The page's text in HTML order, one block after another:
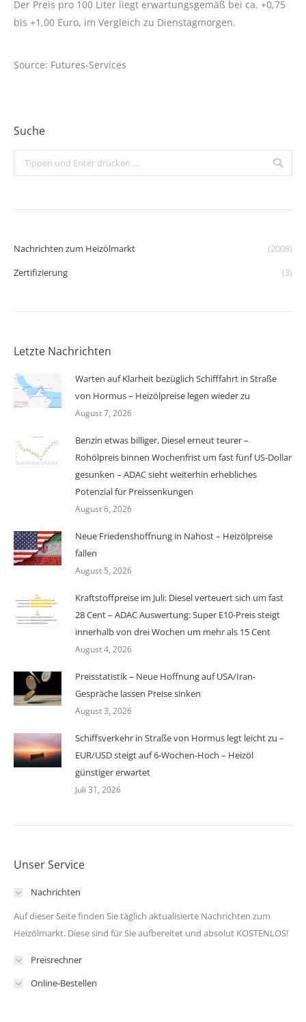
Der Preis pro 100 Liter liegt erwartungsgemäß bei ca. +0,75
bis +1,00 Euro, im Vergleich zu Dienstagmorgen.
Source: Futures-Services
Suche
Search:
Nachrichten zum Heizölmarkt
(2008)
Zertifizierung
(3)
Letzte Nachrichten
Warten auf Klarheit bezüglich Schifffahrt in Straße
von Hormus – Heizölpreise legen wieder zu
August 7, 2026
Benzin etwas billiger, Diesel erneut teurer –
Rohölpreis binnen Wochenfrist um fast fünf US-Dollar
gesunken – ADAC sieht weiterhin erhebliches
Potenzial für Preissenkungen
August 6, 2026
Neue Friedenshoffnung in Nahost – Heizölpreise
fallen
August 5, 2026
Kraftstoffpreise im Juli: Diesel verteuert sich um fast
28 Cent – ADAC Auswertung: Super E10-Preis steigt
innerhalb von drei Wochen um mehr als 15 Cent
August 4, 2026
Preisstatistik – Neue Hoffnung auf USA/Iran-
Gespräche lassen Preise sinken
August 3, 2026
Schiffsverkehr in Straße von Hormus legt leicht zu –
EUR/USD steigt auf 6-Wochen-Hoch – Heizöl
günstiger erwartet
Juli 31, 2026
Unser Service
Nachrichten
Auf dieser Seite finden Sie täglich aktualisierte Nachrichten zum
Heizölmarkt. Diese sind für Sie aufbereitet und absolut KOSTENLOS!
Preisrechner
Online-Bestellen